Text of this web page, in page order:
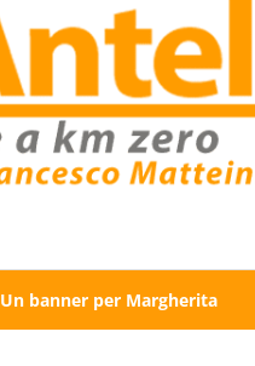
Un banner per Margherita